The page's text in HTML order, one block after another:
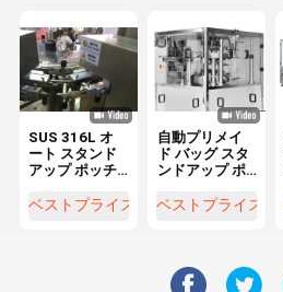
SUS 316L オ
ート スタンド
アップ ポッチ
シン 5KW ロー
ベストプライス
自動プリメイ
ド バッグ スタ
ンドアップ ポ
グ マシン
ベストプライス